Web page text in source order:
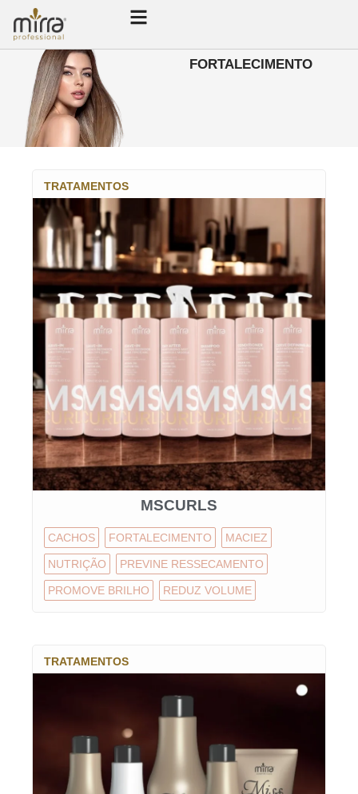
FORTALECIMENTO
TRATAMENTOS
MSCURLS
CACHOS FORTALECIMENTO MACIEZ
NUTRIÇÃO PREVINE RESSECAMENTO
PROMOVE BRILHO REDUZ VOLUME
TRATAMENTOS